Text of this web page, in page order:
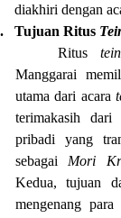
diakhiri dengan
Tujuan Ritus
Ritus
Manggarai
utama dari acara
terimakasih dari
pribadi yang
sebagai Mori
Kedua, tujuan
mengenang